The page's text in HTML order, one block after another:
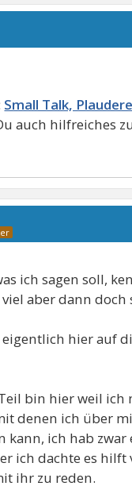
Small Talk,
ich sagen soll,
aber dann doch
hier auf
bin hier weil ich
denen ich über
kann, ich hab zwar
ich dachte es
ihr zu reden.